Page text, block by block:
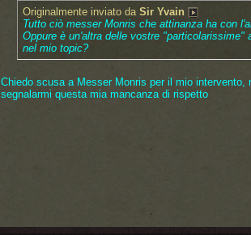
Originalmente inviato da Sir Yvain
Tutto ciò messer Monris che attinanza ha con
Oppure è un'altra delle vostre
nel mio topic?
Chiedo scusa a Messer Monris per il mio
segnalarmi questa mia mancanza di rispetto